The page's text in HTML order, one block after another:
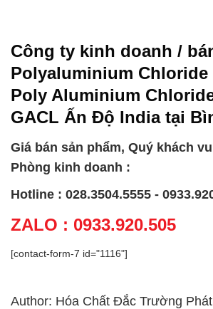
Công ty kinh doanh /
Polyaluminium Chloride
Poly Aluminium
GACL Ấn Độ India tại
Giá bán sản phẩm, Quý khách
Phòng kinh doanh :
Hotline : 028.3504.5555 -
ZALO : 0933.920.505
[contact-form-7 id="1116"]
Author: Hóa Chất Đắc Trường